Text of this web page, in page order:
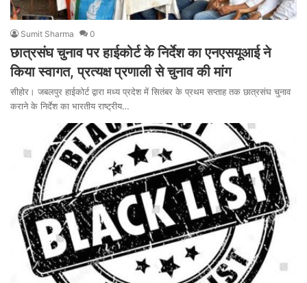
Sumit Sharma 0
छात्रसंघ चुनाव पर हाईकोर्ट के निर्देश का एनएसयूआई ने
किया स्वागत, प्रत्यक्ष प्रणाली से चुनाव की मांग
सीहोर। जबलपुर हाईकोर्ट द्वारा मध्य प्रदेश में सितंबर के प्रथम सप्ताह तक छात्रसंघ चुनाव
कराने के निर्देश का भारतीय राष्ट्रीय…